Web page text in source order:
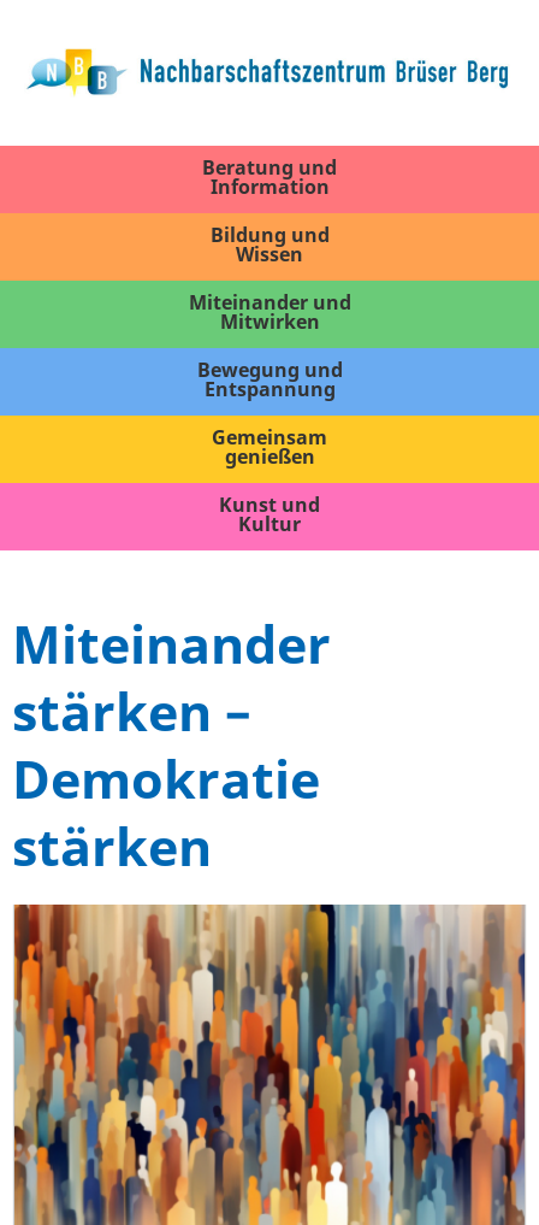
Beratung und
Information
Bildung und
Wissen
Miteinander und
Mitwirken
Bewegung und
Entspannung
Gemeinsam
genießen
Kunst und
Kultur
Miteinander
stärken –
Demokratie
stärken